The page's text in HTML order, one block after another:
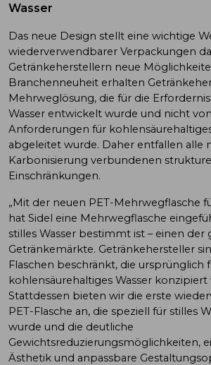
Wasser
Das neue Design stellt eine wichtige
wiederverwendbarer Verpackungen
Getränkeherstellern neue
Branchenneuheit erhalten
Mehrweglösung, die für die
Wasser entwickelt wurde und nicht
Anforderungen für
abgeleitet wurde. Daher entfallen alle
Karbonisierung verbundenen
Einschränkungen.
„Mit der neuen PET-Mehrwegflasche
hat Sidel eine Mehrwegflasche
stilles Wasser bestimmt ist – einen der
Getränkemärkte. Getränkehersteller
Flaschen beschränkt, die ursprünglich
kohlensäurehaltiges Wasser konzipiert
Stattdessen bieten wir die erste
PET-Flasche an, die speziell für stilles
wurde und die deutliche
Gewichtsreduzierungsmöglichkeiten,
Ästhetik und anpassbare